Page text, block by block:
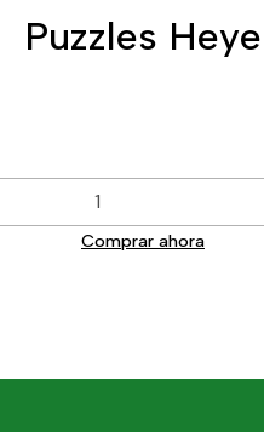
Puzzles Heye
Comprar ahora